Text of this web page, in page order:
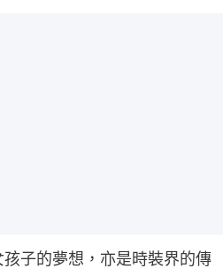
子的夢想，亦是時裝界的傳